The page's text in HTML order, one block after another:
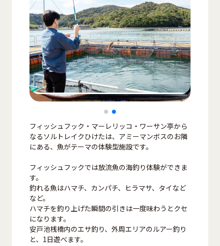
フィッシュフック・マーレリッコ・ワーサン亭から
なるソルトレイクひけたは、アミーマンボスのお隣
にある、魚がテーマの体験型施設です。
フィッシュフックでは放流魚の海釣り体験ができま
す。
釣れる魚はハマチ、カンパチ、ヒラマサ、タイなど
など。
ハマチを釣り上げた瞬間の引きは一度味わうとクセ
になります。
安戸池桟橋内のエサ釣り、外周エリアのルアー釣り
と、1日遊べます。